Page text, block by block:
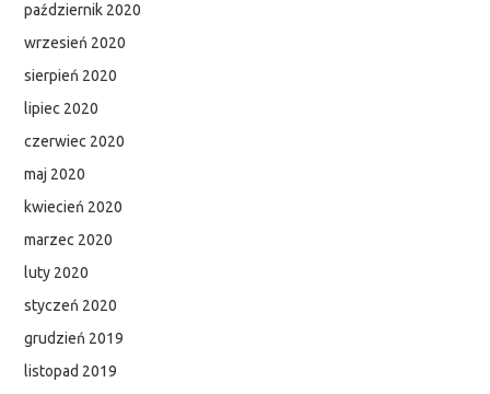
październik 2020
wrzesień 2020
sierpień 2020
lipiec 2020
czerwiec 2020
maj 2020
kwiecień 2020
marzec 2020
luty 2020
styczeń 2020
grudzień 2019
listopad 2019